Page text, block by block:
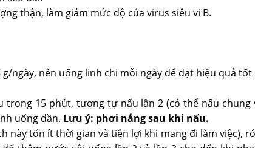
thận, làm giảm mức độ của virus siêu vi B.
ngày, nên uống linh chi mỗi ngày để đạt hiệu quả tốt
trong 15 phút, tương tự nấu lần 2 (có thể nấu
uống dần. Lưu ý: phơi nắng sau khi nấu.
này tốn ít thời gian và tiện lợi khi mang đi làm việc),